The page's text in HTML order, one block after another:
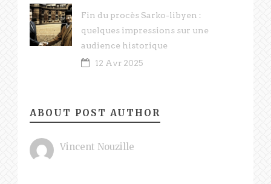
Fin du procès Sarko-libyen :
quelques impressions sur une
audience historique
12 Avr 2025
ABOUT POST AUTHOR
Vincent Nouzille